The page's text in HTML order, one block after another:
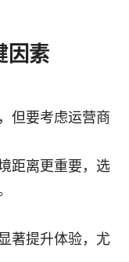
因素
但要考虑运营商
距离更重要，选
著提升体验，尤